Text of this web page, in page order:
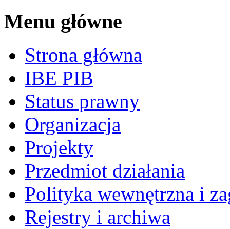
Menu główne
Strona główna
IBE PIB
Status prawny
Organizacja
Projekty
Przedmiot działania
Polityka wewnętrzna i
Rejestry i archiwa